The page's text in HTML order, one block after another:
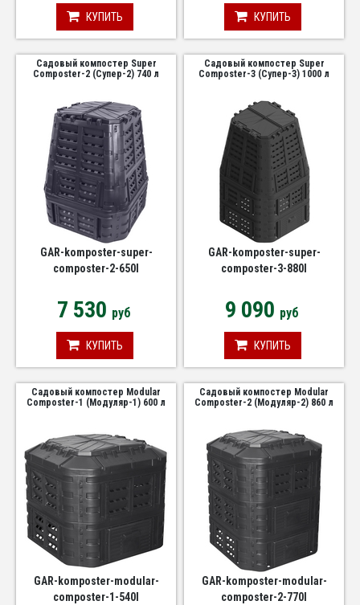
КУПИТЬ КУПИТЬ
Садовый компостер Super
Composter-2 (Супер-2) 740 л
GAR-komposter-super-
composter-2-650l
7 530 руб
КУПИТЬ
Садовый компостер Super
Composter-3 (Супер-3) 1000 л
GAR-komposter-super-
composter-3-880l
9 090 руб
КУПИТЬ
Садовый компостер Modular
Composter-1 (Модуляр-1) 600 л
GAR-komposter-modular-
composter-1-540l
Садовый компостер Modular
Composter-2 (Модуляр-2) 860 л
GAR-komposter-modular-
composter-2-770l